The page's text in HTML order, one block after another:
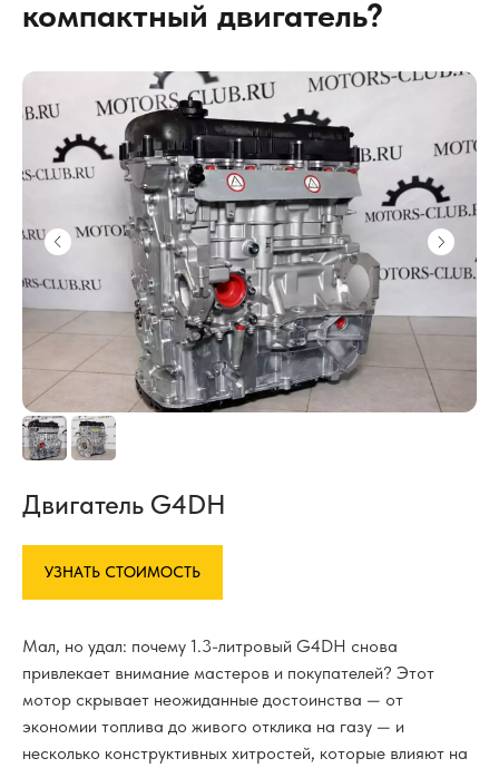
компактный двигатель?
Двигатель G4DH
УЗНАТЬ СТОИМОСТЬ
Мал, но удал: почему 1.3-литровый G4DH снова
привлекает внимание мастеров и покупателей? Этот
мотор скрывает неожиданные достоинства — от
экономии топлива до живого отклика на газу — и
несколько конструктивных хитростей, которые влияют на